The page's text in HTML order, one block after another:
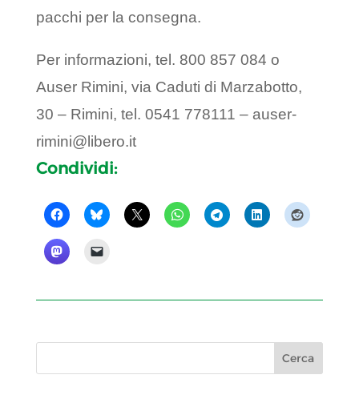
pacchi per la consegna.
Per informazioni, tel. 800 857 084 o
Auser Rimini, via Caduti di Marzabotto,
30 – Rimini, tel. 0541 778111 – auser-
rimini@libero.it
Condividi: